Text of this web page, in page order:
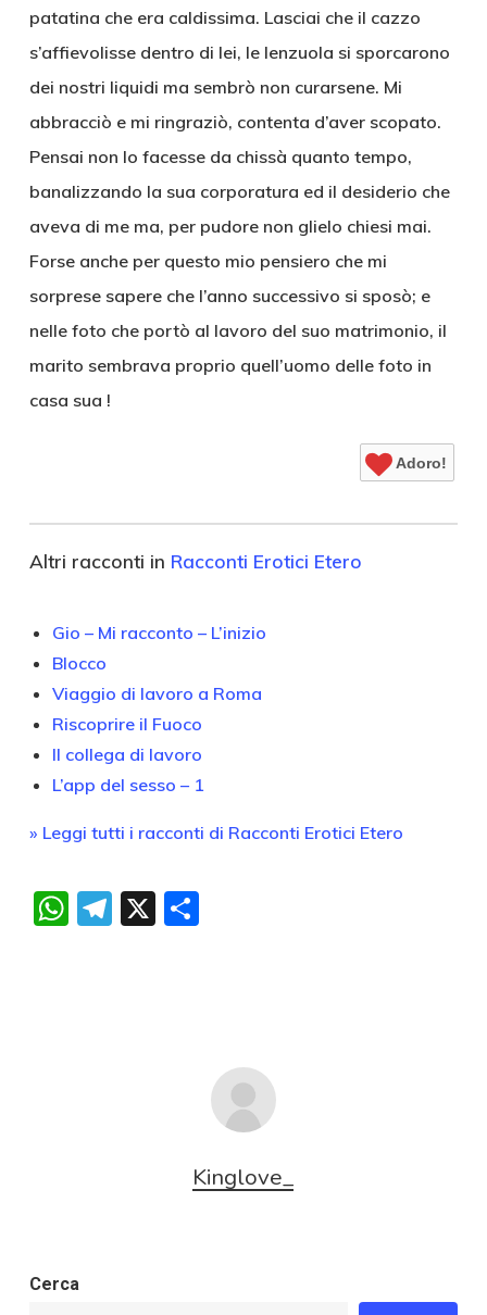
patatina che era caldissima. Lasciai che il cazzo
s’affievolisse dentro di lei, le lenzuola si sporcarono
dei nostri liquidi ma sembrò non curarsene. Mi
abbracciò e mi ringraziò, contenta d’aver scopato.
Pensai non lo facesse da chissà quanto tempo,
banalizzando la sua corporatura ed il desiderio che
aveva di me ma, per pudore non glielo chiesi mai.
Forse anche per questo mio pensiero che mi
sorprese sapere che l’anno successivo si sposò; e
nelle foto che portò al lavoro del suo matrimonio, il
marito sembrava proprio quell’uomo delle foto in
casa sua !
Adoro!
Altri racconti in Racconti Erotici Etero
Gio – Mi racconto – L’inizio
Blocco
Viaggio di lavoro a Roma
Riscoprire il Fuoco
Il collega di lavoro
L’app del sesso – 1
» Leggi tutti i racconti di Racconti Erotici Etero
WhatsApp
Telegram
X Condividi
Kinglove_
Cerca